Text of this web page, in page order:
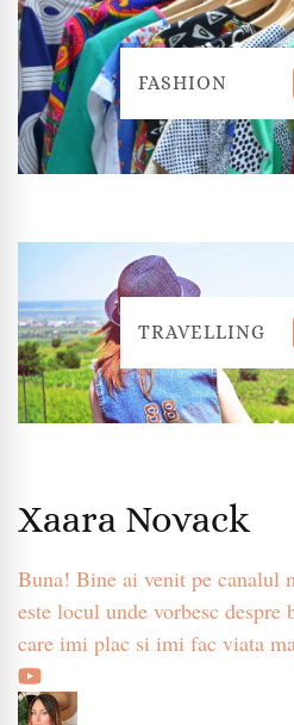
FASHION
TRAVELLING
Xaara Novack
Buna! Bine ai venit pe canalul
este locul unde vorbesc
care imi plac si imi fac viata